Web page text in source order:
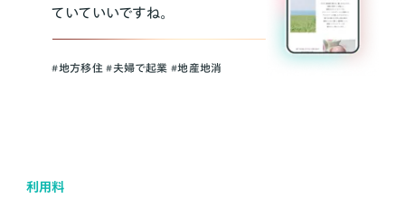
ていていいですね。
#地方移住 #夫婦で起業 #地産地消
利用料